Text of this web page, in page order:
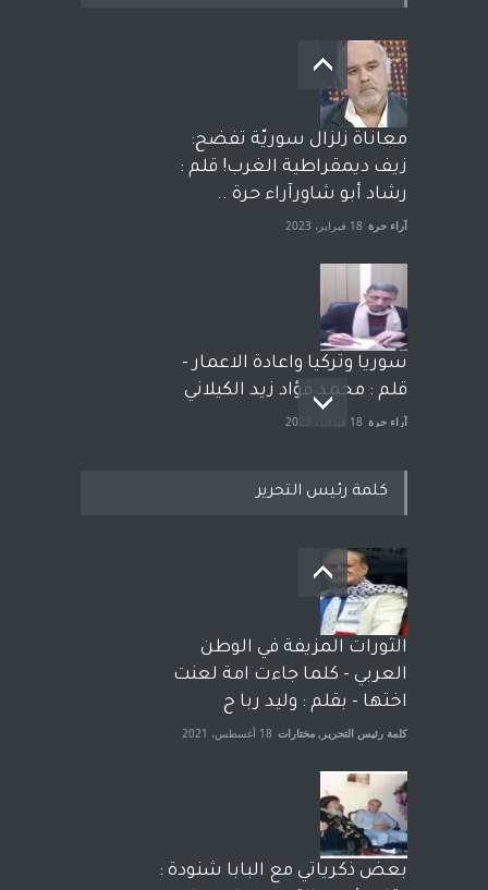
معاناة زلزال سوريّة تفضح:
زيف ديمقراطية الغرب! قلم :
رشاد أبو شاورآراء حرة ..
آراء حرة 18 فبراير، 2023
سوريا وتركيا واعادة الاعمار -
قلم : محمد فؤاد زيد الكيلاني
آراء حرة 18 فبراير، 2023
بعد معارك قضائية طاحنة كتب
وترافع فيها بنفسه مرة اخرى..
الشيخ طارق يوسف يقهر
الحكومة الأمريكية ، فأعطوه
الجنسية عن يد وهم صاغرون،
آراء حرة مختارات 7 أبريل، 2023
كلمة رئيس التحرير
الثورات المزيفة في الوطن
العربي - كلما جاءت امة لعنت
اختها - بقلم : وليد ربا ح
كلمة رئيس التحرير , مختارات 18 أغسطس، 2021
بعض ذكرياتي مع البابا شنودة :